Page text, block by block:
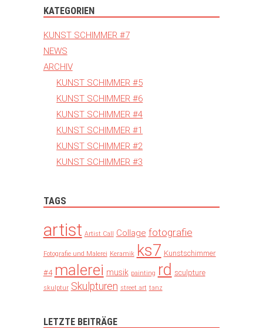
KATEGORIEN
KUNST SCHIMMER #7
NEWS
ARCHIV
KUNST SCHIMMER #5
KUNST SCHIMMER #6
KUNST SCHIMMER #4
KUNST SCHIMMER #1
KUNST SCHIMMER #2
KUNST SCHIMMER #3
TAGS
artist Artist Call Collage fotografie
Fotografie und Malerei Keramik ks7 Kunstschimmer
#4 malerei musik painting rd sculpture
skulptur Skulpturen street art tanz
LETZTE BEITRÄGE